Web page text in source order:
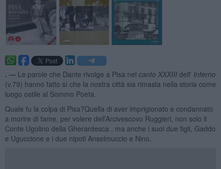
. — Le parole che Dante rivolge a Pisa nel canto XXXIIIdell' Inferno
(v.79) hanno fatto sì che la nostra città sia rimasta nella storia come
luogo ostile al Sommo Poeta.
Quale fu la colpa di Pisa?Quella di aver imprigionato e condannato
a morire di fame, per volere dell’Arcivescovo Ruggieri, non solo il
Conte Ugolino della Gherardesca , ma anche i suoi due figli, Gaddo
e Uguccione e i due nipoti Anselmuccio e Nino.